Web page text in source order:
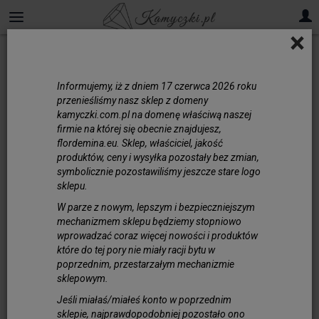
×
Informujemy, iż z dniem 17 czerwca 2026 roku
przenieśliśmy nasz sklep z domeny
kamyczki.com.pl na domenę właściwą naszej
firmie na której się obecnie znajdujesz,
flordemina.eu. Sklep, właściciel, jakość
produktów, ceny i wysyłka pozostały bez zmian,
symbolicznie pozostawiliśmy jeszcze stare logo
sklepu.
W parze z nowym, lepszym i bezpieczniejszym
mechanizmem sklepu będziemy stopniowo
wprowadzać coraz więcej nowości i produktów
które do tej pory nie miały racji bytu w
poprzednim, przestarzałym mechanizmie
sklepowym.
Jeśli miałaś/miałeś konto w poprzednim
sklepie, najprawdopodobniej pozostało ono